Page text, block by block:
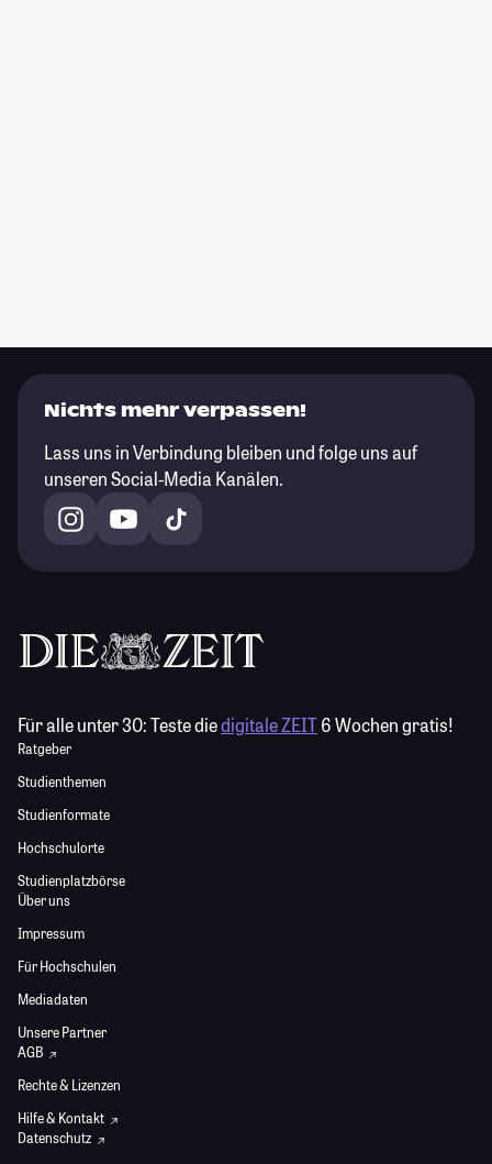
Nichts mehr verpassen!
Lass uns in Verbindung bleiben und folge uns auf
unseren Social-Media Kanälen.
Für alle unter 30:Teste diedigitale ZEIT6 Wochen gratis!
Ratgeber
Studienthemen
Studienformate
Hochschulorte
Studienplatzbörse
Über uns
Impressum
Für Hochschulen
Mediadaten
Unsere Partner
AGB
Rechte & Lizenzen
Hilfe & Kontakt
Datenschutz